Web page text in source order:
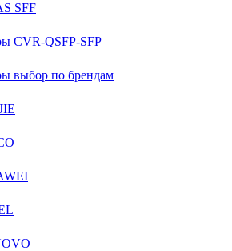
SFF
CVR-QSFP-SFP
выбор по брендам